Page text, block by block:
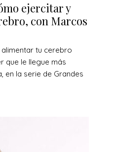
ejercitar y
con Marcos
tu cerebro
que le llegue más
en la serie de Grandes